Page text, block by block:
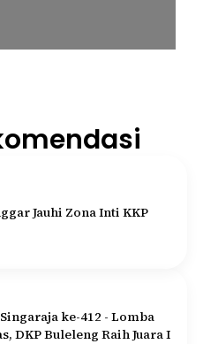
Jauhi Zona Inti KKP
ke-412 - Lomba
DKP Buleleng Raih Juara I